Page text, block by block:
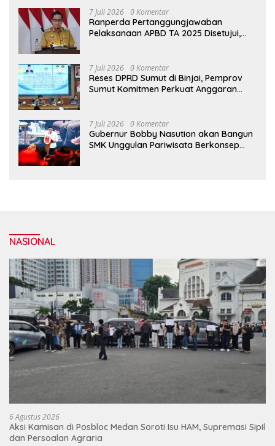
7 Juli 2026 0 Komentar
Ranperda Pertanggungjawaban
Pelaksanaan APBD TA 2025 Disetujui,
7 Juli 2026 0 Komentar
Reses DPRD Sumut di Binjai, Pemprov
Sumut Komitmen Perkuat Anggaran
7 Juli 2026 0 Komentar
Gubernur Bobby Nasution akan Bangun
SMK Unggulan Pariwisata Berkonsep
NASIONAL
6 Agustus 2026
Aksi Kamisan di Posbloc Medan Soroti Isu HAM, Supremasi Sipil
dan Persoalan Agraria